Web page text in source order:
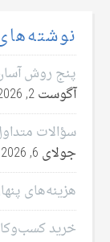
پنج روش
آگوست 2, 2026
سؤالات
جولای 6, 2026
هزینه‌های
خرید